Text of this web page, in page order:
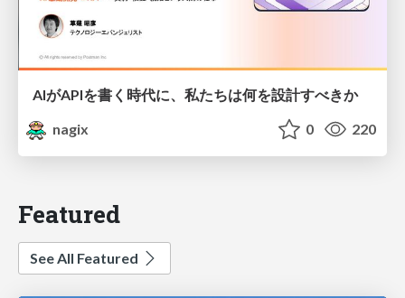
AIがAPIを書く時代に、私たちは何を設計すべきか
nagix
0 220
Featured
See All Featured